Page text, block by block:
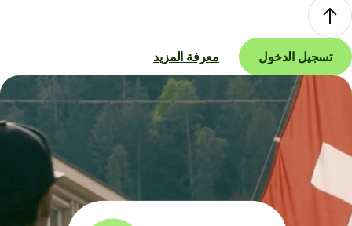
تسجيل الدخول معرفة المزيد